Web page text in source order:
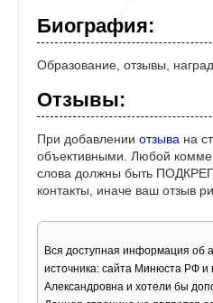
Биография:
Образование, отзывы,
Отзывы:
При добавлении отзыва на
объективными. Любой
слова должны быть
контакты, иначе ваш отзыв
Вся доступная информация об
источника: сайта Минюста РФ и
Александровна и хотели бы